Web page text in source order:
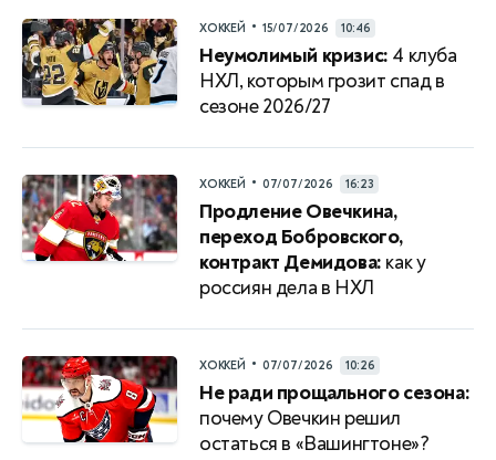
ХОККЕЙ • 15/07/2026 10:46
Неумолимый кризис: 4 клуба
НХЛ, которым грозит спад в
сезоне 2026/27
ХОККЕЙ • 07/07/2026 16:23
Продление Овечкина,
переход Бобровского,
контракт Демидова: как у
россиян дела в НХЛ
ХОККЕЙ • 07/07/2026 10:26
Не ради прощального сезона:
почему Овечкин решил
остаться в «Вашингтоне»?